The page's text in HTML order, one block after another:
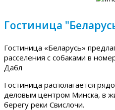
Гостиница
Гостиница «Беларусь»
расселения с собаками в
Дабл
Гостиница располагается
деловым центром Минска, в
берегу реки Свислочи.